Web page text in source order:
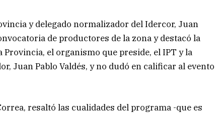
y delegado normalizador del Idercor, Juan
de productores de la zona y destacó la
el organismo que preside, el IPT y la
Juan Pablo Valdés, y no dudó en calificar al evento
resaltó las cualidades del programa -que es